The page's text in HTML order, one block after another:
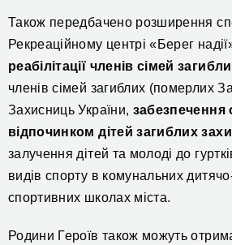
Також передбачено розширення
Рекреаційному центрі «Берег
реабілітації членів сімей
членів сімей загиблих (померлих
Захисниць України, забезпечення
відпочинком дітей загиблих
залучення дітей та молоді до
видів спорту в комунальних
спортивних школах міста.
Родини Героїв також можуть